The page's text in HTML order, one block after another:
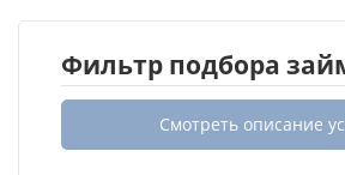
Фильтр подбора
Смотреть описание